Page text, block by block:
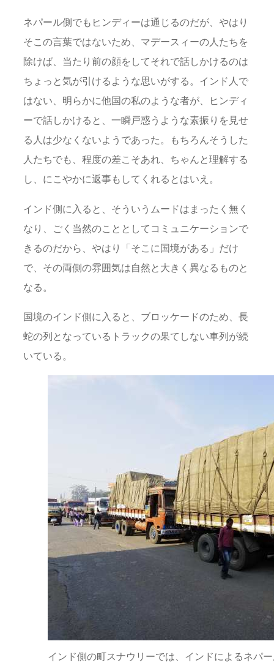
ネパール側でもヒンディーは通じるのだが、やはり
そこの言葉ではないため、マデースィーの人たちを
除けば、当たり前の顔をしてそれで話しかけるのは
ちょっと気が引けるような思いがする。インド人で
はない、明らかに他国の私のような者が、ヒンディ
ーで話しかけると、一瞬戸惑うような素振りを見せ
る人は少なくないようであった。もちろんそうした
人たちでも、程度の差こそあれ、ちゃんと理解する
し、にこやかに返事もしてくれるとはいえ。
インド側に入ると、そういうムードはまったく無く
なり、ごく当然のこととしてコミュニケーションで
きるのだから、やはり「そこに国境がある」だけ
で、その両側の雰囲気は自然と大きく異なるものと
なる。
国境のインド側に入ると、ブロッケードのため、長
蛇の列となっているトラックの果てしない車列が続
いている。
インド側の町スナウリーでは、インドによるネパ